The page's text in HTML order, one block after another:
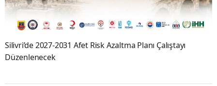
Silivri’de 2027-2031 Afet Risk Azaltma Planı Çalıştayı
Düzenlenecek